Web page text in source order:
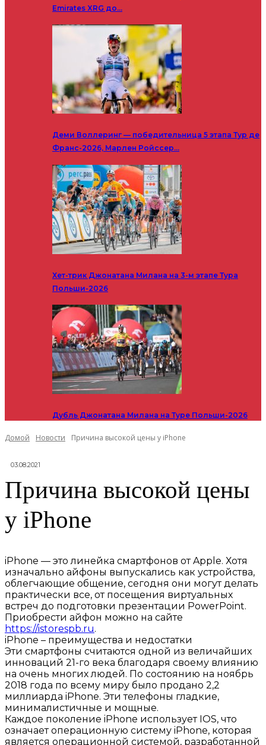
Emirates XRG до…
Деми Воллеринг — победительница 5 этапа Тур де
Франс-2026, Марлен Ройссер…
Хет-трик Джонатана Милана на 3-м этапе Тура
Польши-2026
Дубль Джонатана Милана на Туре Польши-2026
Домой Новости Причина высокой цены у iPhone
03.08.2021
Причина высокой цены
у iPhone
iPhone — это линейка смартфонов от Apple. Хотя
изначально айфоны выпускались как устройства,
облегчающие общение, сегодня они могут делать
практически все, от посещения виртуальных
встреч до подготовки презентации PowerPoint.
Приобрести айфон можно на сайте
https://istorespb.ru.
iPhone – преимущества и недостатки
Эти смартфоны считаются одной из величайших
инноваций 21-го века благодаря своему влиянию
на очень многих людей. По состоянию на ноябрь
2018 года по всему миру было продано 2,2
миллиарда iPhone. Эти телефоны гладкие,
минималистичные и мощные.
Каждое поколение iPhone использует IOS, что
означает операционную систему iPhone, которая
является операционной системой, разработанной